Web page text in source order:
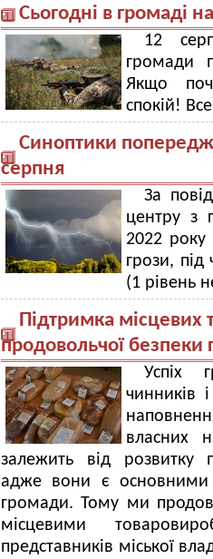
Сьогодні в громаді
12
громади
Якщо
спокій!
Синоптики
серпня
За
центру з
2022 року
грози,
(1 рівень
Підтримка місцевих
продовольчої безпеки
Успіх
чинників
власних
залежить від розвитку
адже вони є основними
громади. Тому ми
місцевими
представників міської